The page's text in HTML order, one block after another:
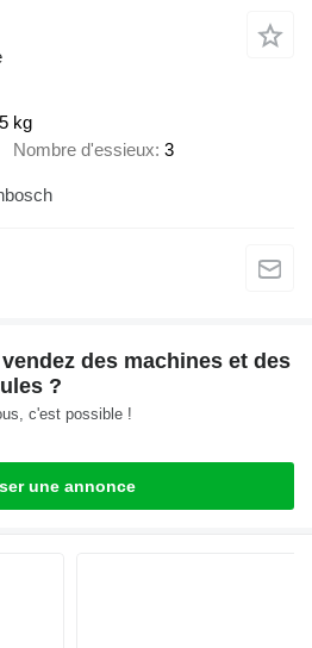
kg
Nombre d'essieux 3
des machines et des
?
c'est possible !
une annonce